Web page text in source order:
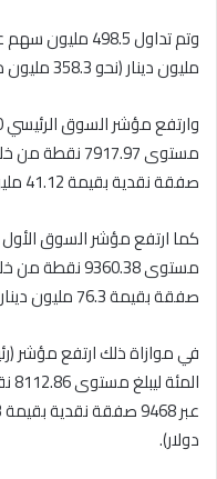
مليون دينار (نحو 358.3 مليون دولار).
صفقة نقدية بقيمة 41.12 مليون دينار (نحو 125.4 مليون دولار).
صفقة بقيمة 76.3 مليون دينار (نحو 232.7 مليون دولار).
دولار).